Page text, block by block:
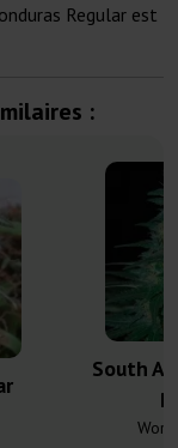
Regular est
:
South